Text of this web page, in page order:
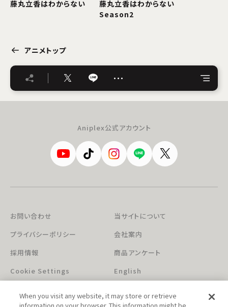
藤丸立香はわからない
藤丸立香はわからない
Season2
アニメトップ
…
Aniplex公式アカウント
お問い合わせ
当サイトについて
プライバシーポリシー
会社案内
採用情報
商品アンケート
Cookie Settings
English
When you visit any website, it may store or retrieve